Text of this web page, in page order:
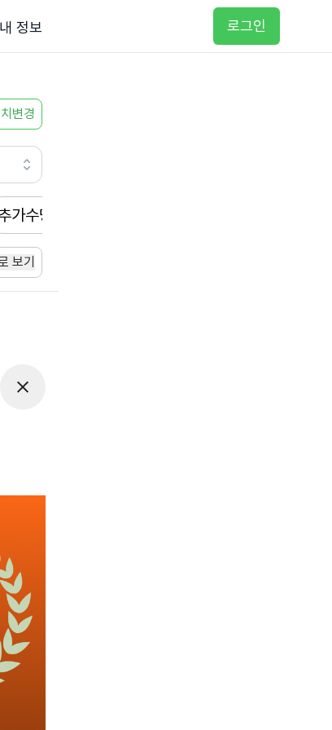
내 정보 로그인
변경
가수당
보기